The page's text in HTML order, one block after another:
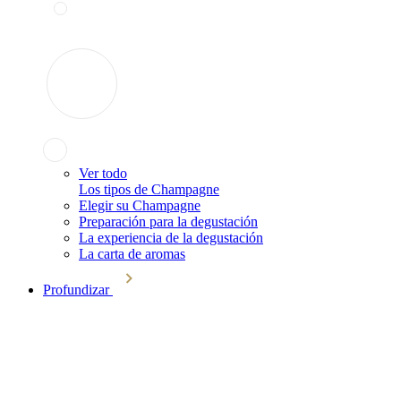
Ver todo
Los tipos de Champagne
Elegir su Champagne
Preparación para la degustación
La experiencia de la degustación
La carta de aromas
Profundizar